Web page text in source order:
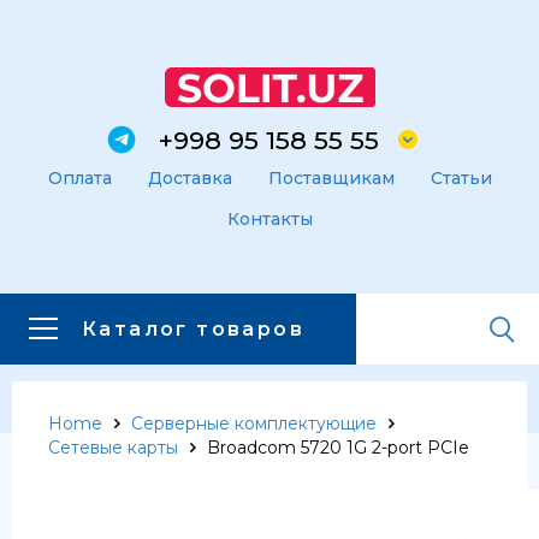
+998 95 158 55 55
Оплата Доставка Поставщикам
Статьи
Контакты
Каталог товаров
Главная Каталог товаров
Home
Серверные комплектующие
Сетевые карты
Broadcom 5720 1G 2-port PCIe